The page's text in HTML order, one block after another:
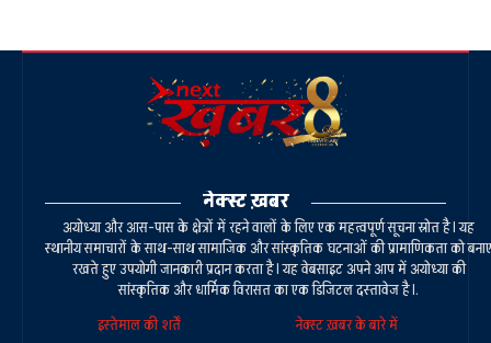
नेक्स्ट ख़बर
अयोध्या और आस-पास के क्षेत्रों में रहने वालों के लिए एक महत्वपूर्ण सूचना स्रोत है। यह
स्थानीय समाचारों के साथ-साथ सामाजिक और सांस्कृतिक घटनाओं की प्रामाणिकता को बनाए
रखते हुए उपयोगी जानकारी प्रदान करता है। यह वेबसाइट अपने आप में अयोध्या की
सांस्कृतिक और धार्मिक विरासत का एक डिजिटल दस्तावेज है।.
इस्तेमाल की शर्तें
नेक्स्ट ख़बर के बारे में